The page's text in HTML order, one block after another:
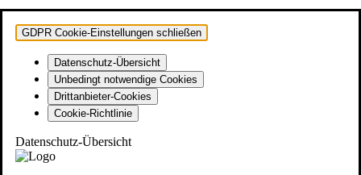
GDPR Cookie-Einstellungen schließen
Datenschutz-Übersicht
Unbedingt notwendige Cookies
Drittanbieter-Cookies
Cookie-Richtlinie
Datenschutz-Übersicht